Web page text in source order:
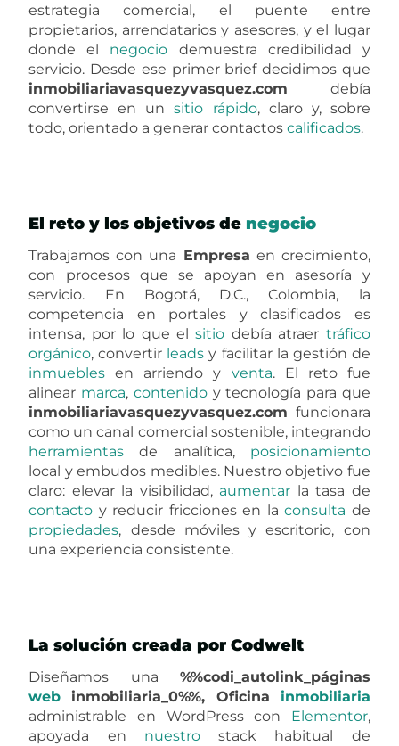
estrategia comercial, el puente entre
propietarios, arrendatarios y asesores, y el lugar
donde el negocio demuestra credibilidad y
servicio. Desde ese primer brief decidimos que
inmobiliariavasquezyvasquez.com debía
convertirse en unsitio rápido, claro y, sobre
todo, orientado a generar contactoscalificados.
El reto y los objetivos de negocio
Trabajamos con una Empresa en crecimiento,
con procesos que se apoyan en asesoría y
servicio. En Bogotá, D.C., Colombia, la
competencia en portales y clasificados es
intensa, por lo que elsitio debía atraer tráfico
orgánico, convertir leads y facilitar la gestión de
inmuebles en arriendo y venta. El reto fue
alinear marca, contenidoy tecnología para que
inmobiliariavasquezyvasquez.com funcionara
como un canal comercial sostenible, integrando
herramientas de analítica, posicionamiento
local y embudos medibles. Nuestro objetivo fue
claro: elevar la visibilidad, aumentar la tasa de
contacto y reducir fricciones en laconsulta de
propiedades, desde móviles y escritorio, con
una experiencia consistente.
La solución creada por Codwelt
Diseñamos una %%codi_autolink_páginas
web inmobiliaria_0%%, Oficina inmobiliaria
administrable en WordPress con Elementor,
apoyada en nuestrostack habitual de